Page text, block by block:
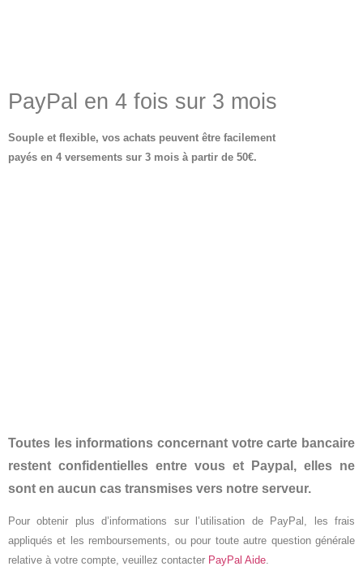
PayPal en 4 fois sur 3 mois
Souple et flexible, vos achats peuvent être facilement
payés en 4 versements sur 3 mois à partir de 50€.
Toutes les informations concernant votre carte bancaire
restent confidentielles entre vous et Paypal, elles ne
sont en aucun cas transmises vers notre serveur.
Pour obtenir plus d’informations sur l’utilisation de PayPal, les frais
appliqués et les remboursements, ou pour toute autre question générale
relative à votre compte, veuillez contacter PayPal Aide.